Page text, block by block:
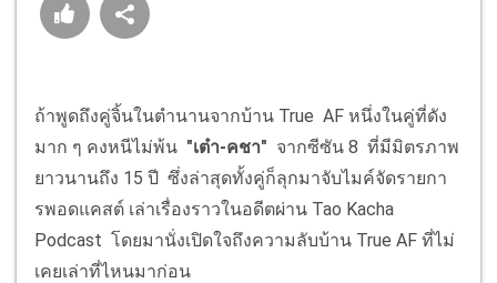
ถ้าพูดถึงคู่จิ้นในตำนานจากบ้าน True AF หนึ่งในคู่ที่ดัง
มาก ๆ คงหนีไม่พ้น "เต๋า-คชา" จากซีซัน 8 ที่มีมิตรภาพ
ยาวนานถึง 15 ปี ซึ่งล่าสุดทั้งคู่ก็ลุกมาจับไมค์จัดรายกา
รพอดแคสต์ เล่าเรื่องราวในอดีตผ่าน Tao Kacha
Podcast โดยมานั่งเปิดใจถึงความลับบ้าน True AF ที่ไม่
เคยเล่าที่ไหนมาก่อน